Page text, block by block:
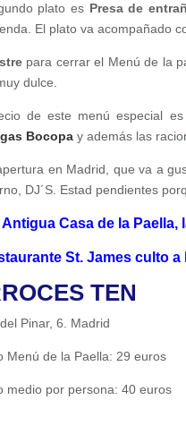
plato es Presa de
El plato va acompañado
para cerrar el Menú de la
dulce.
de este menú especial
Bocopa y además las
en Madrid, que va a
DJ´S. Estad pendientes
Antigua Casa de la
St. James culto
TEN
Pinar, 6. Madrid
Menú de la Paella: 29 euros
medio por persona: 40 euros